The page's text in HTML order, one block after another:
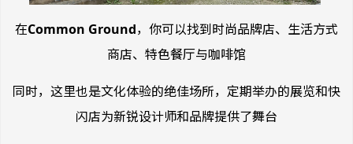
在Common Ground，你可以找到时尚品牌店、生活方式
商店、特色餐厅与咖啡馆
同时，这里也是文化体验的绝佳场所，定期举办的展览和快
闪店为新锐设计师和品牌提供了舞台